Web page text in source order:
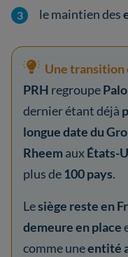
le maintien des
Une transition
PRH regroupe
dernier étant déjà
longue date du
Rheem auxÉtats-
plus de100 pays.
Lesiège reste en
demeure en place
comme uneentité